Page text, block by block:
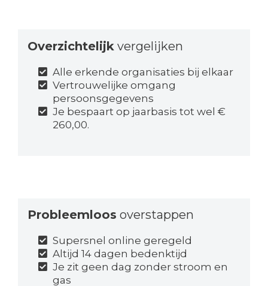
Overzichtelijk vergelijken
Alle erkende organisaties bij elkaar
Vertrouwelijke omgang
persoonsgegevens
Je bespaart op jaarbasis tot wel €
260,00.
Probleemloos overstappen
Supersnel online geregeld
Altijd 14 dagen bedenktijd
Je zit geen dag zonder stroom en
gas